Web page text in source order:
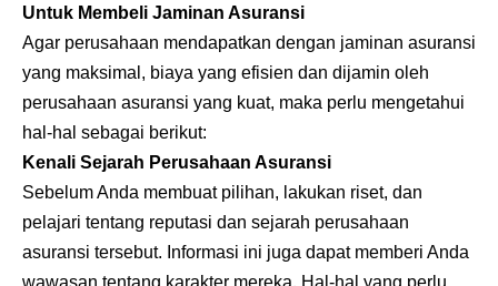
Untuk Membeli Jaminan Asuransi
Agar perusahaan mendapatkan dengan jaminan asuransi
yang maksimal, biaya yang efisien dan dijamin oleh
perusahaan asuransi yang kuat, maka perlu mengetahui
hal-hal sebagai berikut:
Kenali Sejarah Perusahaan Asuransi
Sebelum Anda membuat pilihan, lakukan riset, dan
pelajari tentang reputasi dan sejarah perusahaan
asuransi tersebut. Informasi ini juga dapat memberi Anda
wawasan tentang karakter mereka. Hal-hal yang perlu